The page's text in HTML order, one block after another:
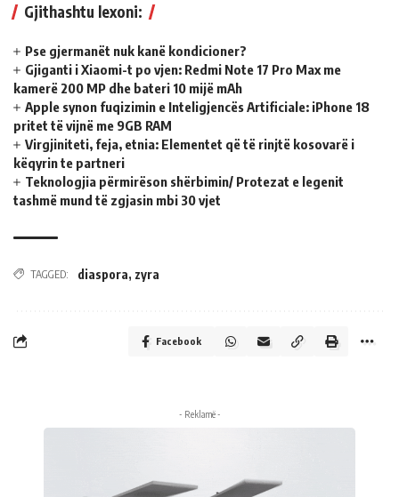
Gjithashtu lexoni:
Pse gjermanët nuk kanë kondicioner?
Gjiganti i Xiaomi-t po vjen: Redmi Note 17 Pro Max me
kamerë 200 MP dhe bateri 10 mijë mAh
Apple synon fuqizimin e Inteligjencës Artificiale: iPhone 18
pritet të vijnë me 9GB RAM
Virgjiniteti, feja, etnia: Elementet që të rinjtë kosovarë i
këqyrin te partneri
Teknologjia përmirëson shërbimin/ Protezat e legenit
tashmë mund të zgjasin mbi 30 vjet
TAGGED: diaspora, zyra
Facebook
- Reklamë -